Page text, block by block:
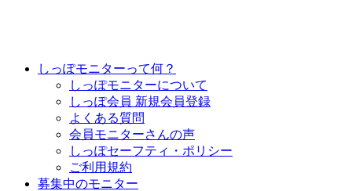
しっぽモニターって何？
しっぽモニターについて
しっぽ会員 新規会員登録
よくある質問
会員モニターさんの声
しっぽセーフティ・ポリシー
ご利用規約
募集中のモニター